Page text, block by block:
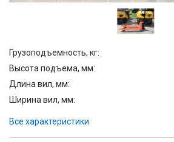
Грузоподъемность, кг:
Высота подъема, мм:
Длина вил, мм:
Ширина вил, мм:
Все характеристики